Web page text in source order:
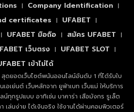
Company Identification
certificates
UFABET
UFABET มือถือ
สมัคร UFABET
เว็บตรง
UFABET SLOT
เข้าไม่ได้
ดยอดเว็บไซต์พนันออนไลน์อันดับ 1 ที่ได้รับใบ
อเย่นต์ เว็บหลักจาก ยูฟ่าเบท เว็บแม่ ให้บริการ
น์ทุกรูปแบบ อาทิเช่น บาคาร่า เสือมังกร รูเล็ต
เล่นง่าย ได้เงินจริง ใช้งานได้ผ่านคอมพิวเตอร์